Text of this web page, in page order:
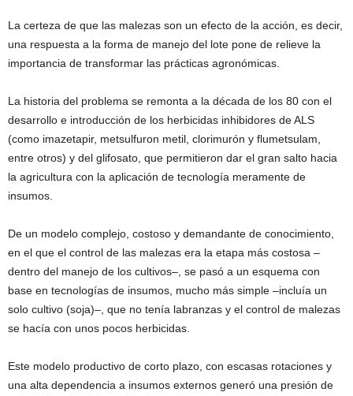
La certeza de que las malezas son un efecto de la acción, es decir,
una respuesta a la forma de manejo del lote pone de relieve la
importancia de transformar las prácticas agronómicas.
La historia del problema se remonta a la década de los 80 con el
desarrollo e introducción de los herbicidas inhibidores de ALS
(como imazetapir, metsulfuron metil, clorimurón y flumetsulam,
entre otros) y del glifosato, que permitieron dar el gran salto hacia
la agricultura con la aplicación de tecnología meramente de
insumos.
De un modelo complejo, costoso y demandante de conocimiento,
en el que el control de las malezas era la etapa más costosa –
dentro del manejo de los cultivos–, se pasó a un esquema con
base en tecnologías de insumos, mucho más simple –incluía un
solo cultivo (soja)–, que no tenía labranzas y el control de malezas
se hacía con unos pocos herbicidas.
Este modelo productivo de corto plazo, con escasas rotaciones y
una alta dependencia a insumos externos generó una presión de